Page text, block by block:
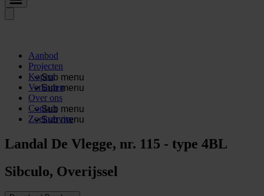
Aanbod
Projecten
Sub menu
Kopen
Sub menu
Verkopen
Over ons
Sub menu
Contact
Sub menu
Zoekservice
Landal De Vlegge, nr. 115 - type 4BL
Sibculo, Overijssel